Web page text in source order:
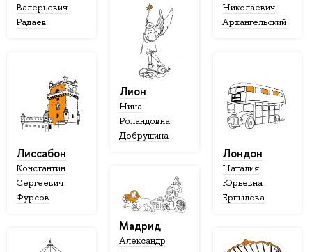
Валерьевич
Радаев
Николаевич
Архангельский
Лион
Нина
Роландовна
Добрушина
Лиссабон
Константин
Сергеевич
Фурсов
Лондон
Наталия
Юрьевна
Ерпылева
Мадрид
Александр